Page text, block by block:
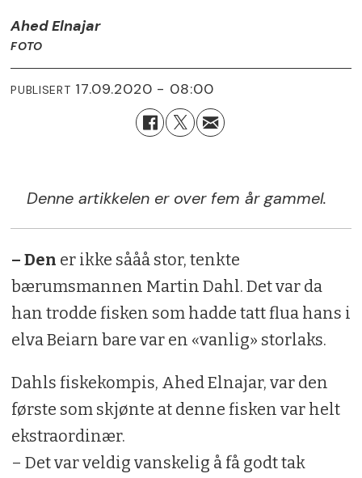
Ahed Elnajar
FOTO
PUBLISERT 17.09.2020 - 08:00
Denne artikkelen er over fem år gammel.
– Den er ikke sååå stor, tenkte
bærumsmannen Martin Dahl. Det var da
han trodde fisken som hadde tatt flua hans i
elva Beiarn bare var en «vanlig» storlaks.
Dahls fiskekompis, Ahed Elnajar, var den
første som skjønte at denne fisken var helt
ekstraordinær.
– Det var veldig vanskelig å få godt tak